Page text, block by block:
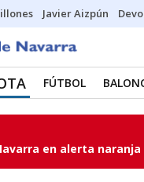
Javier Aizpún
FÚTBOL
en alerta